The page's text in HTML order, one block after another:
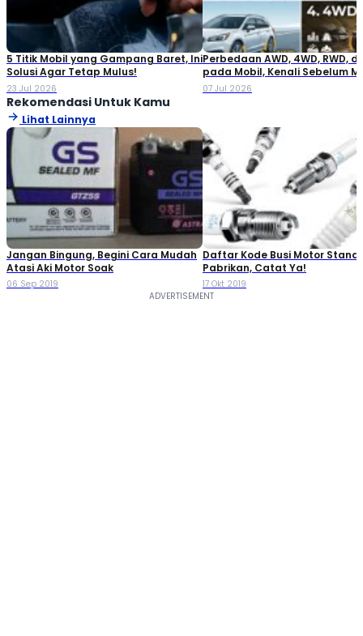
5 Titik Mobil yang Gampang Baret, Ini
Solusi Agar Tetap Mulus!
23 Jul 2026
Perbedaan AWD, 4WD, RWD,
pada Mobil, Kenali Sebelum
07 Jul 2026
Rekomendasi Untuk Kamu
Lihat Lainnya
Jangan Bingung, Begini Cara Mudah
Atasi Aki Motor Soak
06 Sep 2019
Daftar Kode Busi Motor
Pabrikan, Catat Ya!
17 Okt 2019